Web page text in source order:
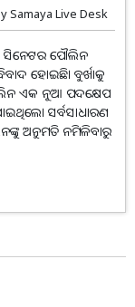
Samaya Live Desk
ସିନେଟର ପୌଲିନ
ହୋଇଛି। ବୁର୍ଖାକୁ
ଏକ ନୂ୍ଆ ପଦକ୍ଷେପ
ସର୍ବସାଧାରଣ
ଅନୁମତି ନମିଳିବାରୁ